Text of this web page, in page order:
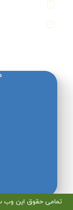
تمامی حقوق این وب